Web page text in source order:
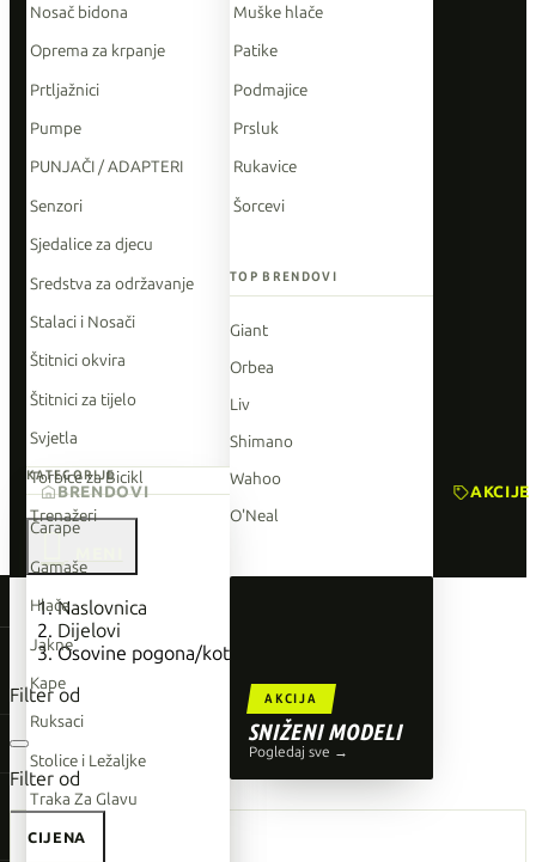
Nosač bidona
Oprema za krpanje
Prtljažnici
Pumpe
PUNJAČI / ADAPTERI
Senzori
Sjedalice za djecu
Sredstva za održavanje
Stalaci i Nosači
Štitnici okvira
Štitnici za tijelo
Svjetla
Torbice za Bicikl
Trenažeri
Giant
Orbea
Liv
Shimano
Wahoo
Muške hlače
Patike
Podmajice
Prsluk
Rukavice
Šorcevi
TOP BRENDOVI
Giant
Orbea
Liv
Shimano
Wahoo
O'Neal
AKCIJA
SNIŽENI MODELI
Pogledaj sve →
KATEGORIJE
Čarape
Gamaše
Hlače
Jakne
Kape
Ruksaci
Stolice i Ležaljke
Traka Za Glavu
BRENDOVI AKCIJE

Naslovnica
Dijelovi
Osovine pogona/kotača
Filter od
Filter od
CIJENA